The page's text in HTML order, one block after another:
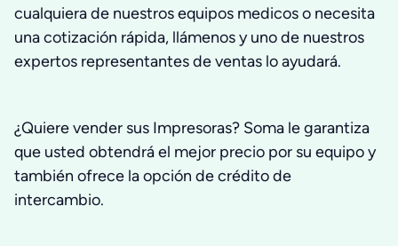
cualquiera de nuestros equipos medicos o necesita
una cotización rápida, llámenos y uno de nuestros
expertos representantes de ventas lo ayudará.
¿Quiere vender sus Impresoras? Soma le garantiza
que usted obtendrá el mejor precio por su equipo y
también ofrece la opción de crédito de
intercambio.